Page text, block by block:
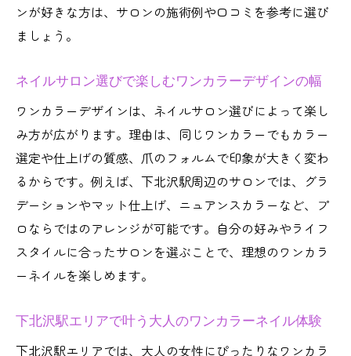
ンが好きな方は、サロンの施術例や口コミを参考に選び
ましょう。
ネイルサロン選びで楽しむワンカラーデザインの幅
ワンカラーデザインは、ネイルサロン選びによって楽し
み方が広がります。理由は、同じワンカラーでもカラー
選定や仕上げの質感、爪のフォルムで印象が大きく変わ
るからです。例えば、下北沢駅周辺のサロンでは、グラ
デーションやマット仕上げ、ニュアンスカラーなど、プ
ロならではのアレンジが可能です。自分の好みやライフ
スタイルに合ったサロンを選ぶことで、理想のワンカラ
ーネイルを楽しめます。
下北沢駅エリアで叶う大人のワンカラーネイル体験
下北沢駅エリアでは、大人の女性にぴったりなワンカラ